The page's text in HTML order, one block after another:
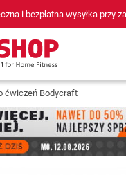
fitness i 75 własnych
ćwiczeń Bodycraft